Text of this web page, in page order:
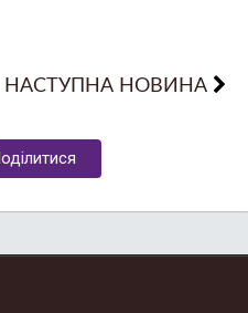
НАСТУПНА НОВИНА